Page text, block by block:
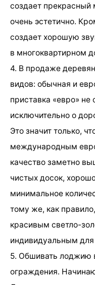
создает прекрасный
очень эстетично.
создает хорошую
в многоквартирном
4. В продаже
видов: обычная и
приставка «евро» не
исключительно о
Это значит только,
международным
качество заметно
чистых досок,
минимальное
тому же, как
красивым светло-
индивидуальным
5. Обшивать лоджию
ограждения.